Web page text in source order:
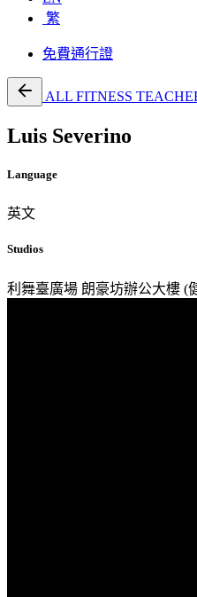
繁
免費通行證
ALL FITNESS
Luis Severino
Language
英文
Studios
利舞臺廣場 朗豪坊辦公大樓 (